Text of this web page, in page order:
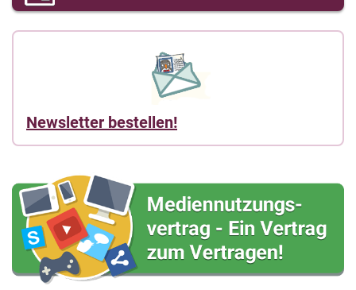
Newsletter bestellen!